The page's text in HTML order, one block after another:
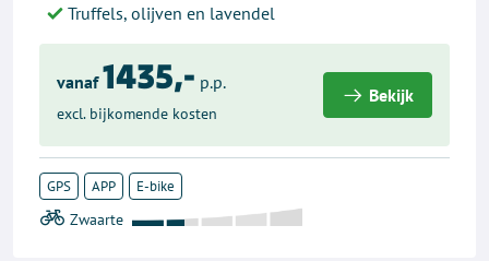
Truffels, olijven en lavendel
vanaf 1435,- p.p.
excl. bijkomende kosten
Bekijk
GPS APP E-bike